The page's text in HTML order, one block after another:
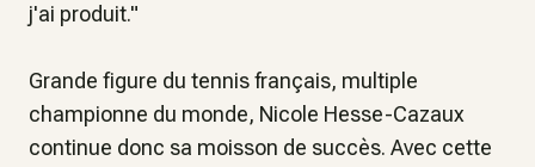
j'ai produit."
Grande figure du tennis français, multiple
championne du monde, Nicole Hesse-Cazaux
continue donc sa moisson de succès. Avec cette